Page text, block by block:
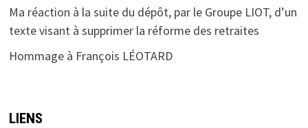
Ma réaction à la suite du dépôt, par le Groupe LIOT, d’un
texte visant à supprimer la réforme des retraites
Hommage à François LÉOTARD
LIENS